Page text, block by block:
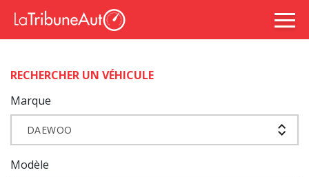
RECHERCHER UN VÉHICULE
Marque
DAEWOO
Modèle